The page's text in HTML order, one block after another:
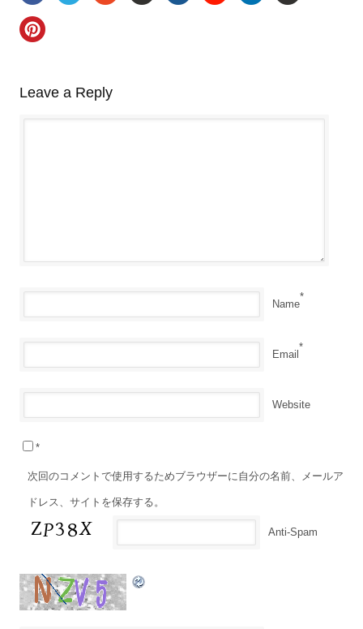
Leave a Reply
Name
*
Email
*
Website
次回のコメントで使用するためブラウザーに自分の名前、メールア
ドレス、サイトを保存する。
Anti-Spam
*